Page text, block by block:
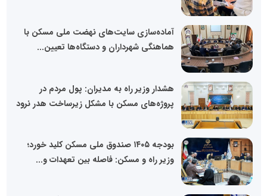
آماده‌سازی سایت‌های نهضت ملی مسکن با
هماهنگی شهرداران و دستگاه‌ها تعیین...
هشدار وزیر راه به مدیران: پول مردم در
پروژه‌های مسکن با مشکل زیرساخت هدر نرود
بودجه ۱۴۰۵ صندوق ملی مسکن کلید خورد؛
وزیر راه و مسکن: فاصله بین تعهدات و...